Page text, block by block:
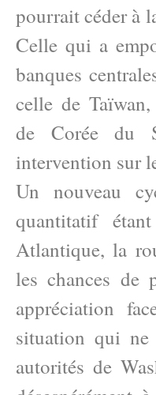
pourrait céder à
Celle qui a
banques
celle de
de Corée du
intervention sur
Un nouveau
quantitatif
Atlantique, la
les chances de
appréciation
situation qui
autorités de